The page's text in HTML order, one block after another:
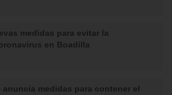
medidas para evitar la
en Boadilla
medidas para contener el